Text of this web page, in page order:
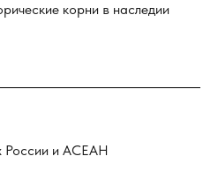
корни в наследии
России и АСЕАН